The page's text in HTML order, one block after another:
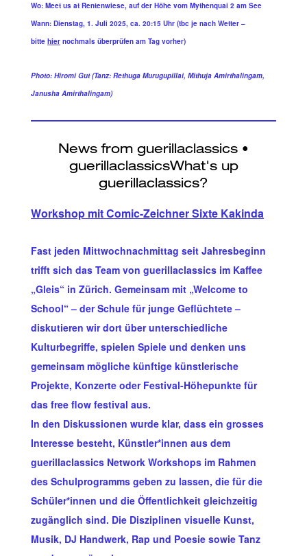
Wo: Meet us at Rentenwiese, auf der Höhe vom Mythenquai 2 am See
Wann: Dienstag, 1. Juli 2025, ca. 20:15 Uhr (tbc je nach Wetter –
bitte hier nochmals überprüfen am Tag vorher)
Photo: Hiromi Gut (Tanz: Rethuga Murugupillai, Mithuja Amirthalingam,
Janusha Amirthalingam)
Workshop mit Comic-Zeichner Sixte Kakinda
Fast jeden Mittwochnachmittag seit Jahresbeginn
trifft sich das Team von guerillaclassics im Kaffee
„Gleis“ in Zürich. Gemeinsam mit „Welcome to
School“ – der Schule für junge Geflüchtete –
diskutieren wir dort über unterschiedliche
Kulturbegriffe, spielen Spiele und denken uns
gemeinsam mögliche künftige künstlerische
Projekte, Konzerte oder Festival-Höhepunkte für
das free flow festival aus.
In den Diskussionen wurde klar, dass ein grosses
Interesse besteht, Künstler*innen aus dem
guerillaclassics Network Workshops im Rahmen
des Schulprogramms geben zu lassen, die für die
Schüler*innen und die Öffentlichkeit gleichzeitig
zugänglich sind. Die Disziplinen visuelle Kunst,
Musik, DJ Handwerk, Rap und Poesie sowie Tanz